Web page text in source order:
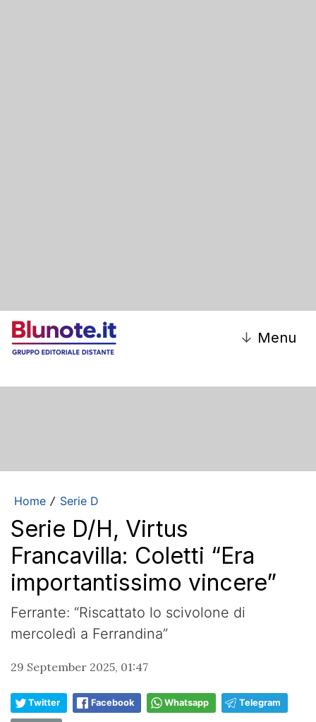
↓ Menu
Home / Serie D
Serie D/H, Virtus
Francavilla: Coletti “Era
importantissimo vincere”
Ferrante: “Riscattato lo scivolone di
mercoledì a Ferrandina”
29 September 2025, 01:47
Twitter Facebook Whatsapp Telegram